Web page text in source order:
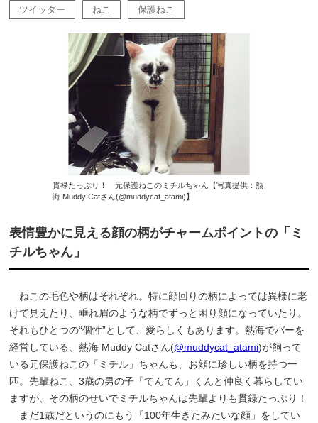
ツイッター ねこ 保護ねこ
貫禄たっぷり！ 元保護ねこのミチルちゃん【写真提供：熱
海 Muddy Catさん(@muddycat_atami)】
表情豊かに見える顔の柄がチャームポイントの「ミ
チルちゃん」
ねこの毛色や柄はそれぞれ。特に顔回りの柄によっては異様に老
けて見えたり、垂れ眉のような柄でずっと困り顔になっていたり。
それもひとつの“個性”として、愛らしくもあります。熱海でバーを
経営している、熱海 Muddy Catさん(@muddycat_atami)が飼って
いる元保護ねこの「ミチル」ちゃんも、お顔に珍しい柄を持つ一
匹。先輩ねこ、3歳の男の子「てんてん」くんと仲良く暮らしてい
ますが、その柄のせいでミチルちゃんは先輩よりも貫録たっぷり！
まだ1歳だというのにもう「100年生きたみたいな顔」をしてい